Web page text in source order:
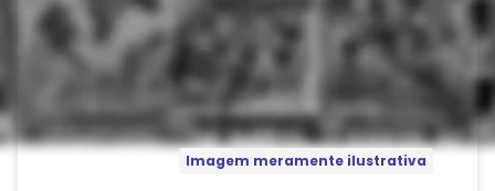
Imagem meramente ilustrativa